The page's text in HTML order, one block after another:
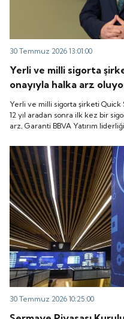
30 Temmuz 2026 13:01:00
Yerli ve milli sigorta
onayıyla halka arz
bir sigorta şirketi halka
Garanti BBVA Yatırım
29-30-31 Temmuz
ile Quick Sigorta işlem
Yerli ve milli sigorta şirketi Quick
12 yıl aradan sonra ilk kez bir
arz, Garanti BBVA Yatırım
“Gong Töreni” ile Quick Sigorta
30 Temmuz 2026 10:25:00